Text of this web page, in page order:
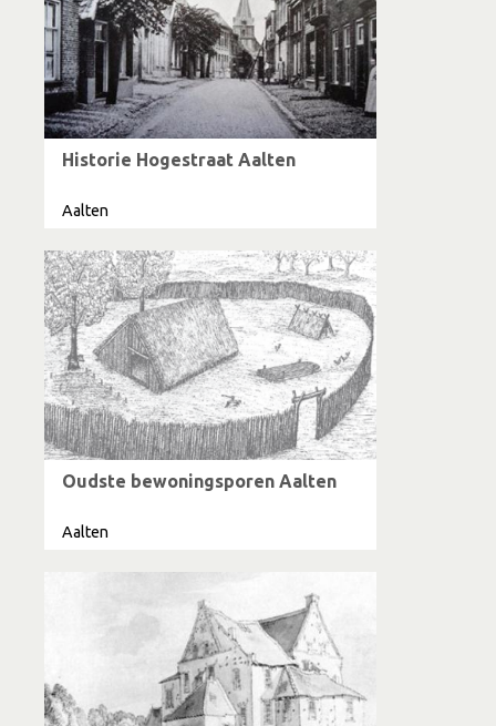
Historie Hogestraat Aalten
Aalten
Oudste bewoningsporen Aalten
Aalten